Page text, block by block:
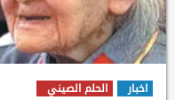
اخبار الحلم الصيني